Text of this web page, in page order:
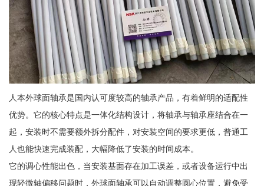
人本外球面轴承是国内认可度较高的轴承产品，有着鲜明的适配性
优势。它的核心特点是一体化结构设计，将轴承与轴承座结合在一
起，安装时不需要额外拆分配件，对安装空间的要求更低，普通工
人也能快速完成装配，大幅降低了安装的时间成本。
它的调心性能出色，当安装基面存在加工误差，或者设备运行中出
现轻微轴偏移问题时，外球面轴承可以自动调整圆心位置，避免受